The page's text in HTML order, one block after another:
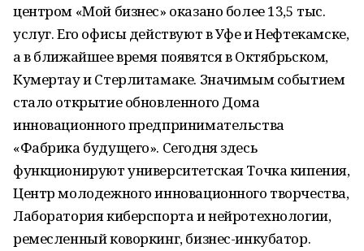
центром «Мой бизнес» оказано более 13,5 тыс.
услуг. Его офисы действуют в Уфе и Нефтекамске,
а в ближайшее время появятся в Октябрьском,
Кумертау и Стерлитамаке. Значимым событием
стало открытие обновленного Дома
инновационного предпринимательства
«Фабрика будущего». Сегодня здесь
функционируют университетская Точка кипения,
Центр молодежного инновационного творчества,
Лаборатория киберспорта и нейротехнологии,
ремесленный коворкинг, бизнес-инкубатор.